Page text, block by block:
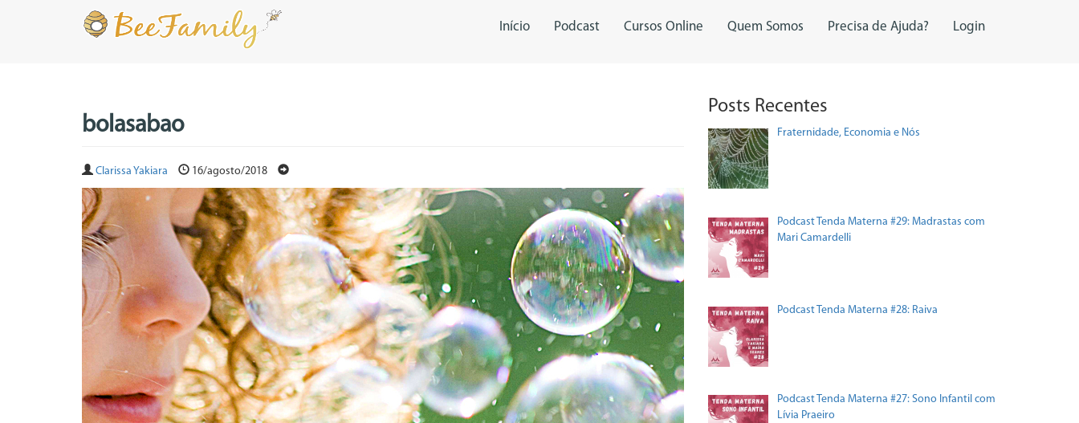
Início Podcast Cursos Online Quem Somos Precisa de Ajuda? Login
bolasabao
Clarissa Yakiara 16/agosto/2018
Posts Recentes
Fraternidade, Economia e Nós
Podcast Tenda Materna #29: Madrastas com
Mari Camardelli
Podcast Tenda Materna #28: Raiva
Podcast Tenda Materna #27: Sono Infantil com
Lívia Praeiro